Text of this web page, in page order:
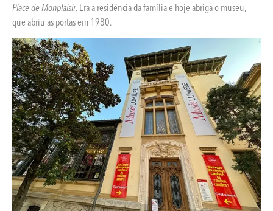
Place de Monplaisir. Era a residência da família e hoje abriga o museu,
que abriu as portas em 1980.